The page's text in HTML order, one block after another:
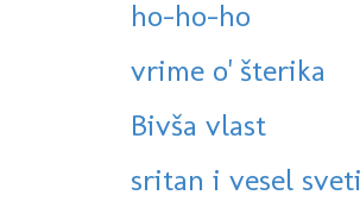
ho-ho-ho
vrime o' šterika
Bivša vlast
sritan i vesel